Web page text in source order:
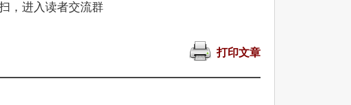
，进入读者交流群
打印文章